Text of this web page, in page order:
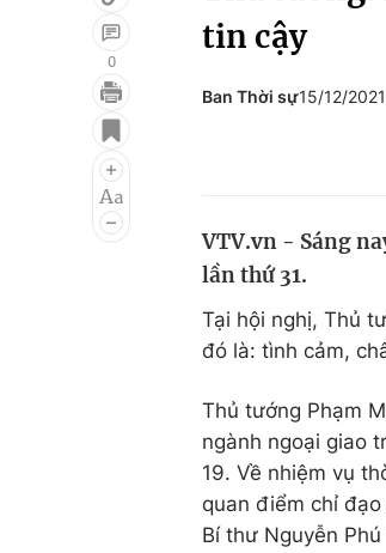
Điện ảnh
Âm nhạc
Chất
0
tin cậy
Ban Thời sự15/12/
VTV.vn - Sáng
lần thứ 31.
Tại hội nghị, Thủ
đó là: tình cảm,
Thủ tướng Phạm
ngành ngoại giao
19. Về nhiệm vụ
quan điểm chỉ
Bí thư Nguyễn